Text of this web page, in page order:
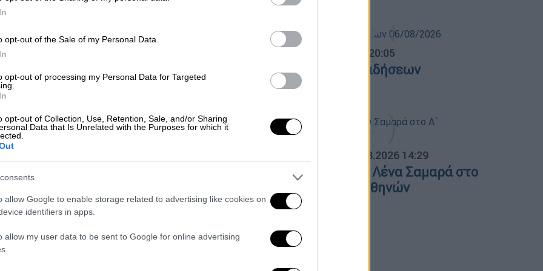
opt-out of the Sale of my Personal Data.
opt-out of processing my Personal Data for Targeted
opt-out of Collection, Use, Retention, Sale, and/or Sharing
Data that Is Unrelated with the Purposes for which it
allow Google to enable storage related to advertising like cookies on
identifiers in apps.
allow my user data to be sent to Google for online advertising
Ο Δήμας ζητά παραίτηση του
Την παραίτηση του διοικητή της
αναμένεται να ζητήσει ο υπουργός
Μεταφορών, Χρίστος Δήμας
Σέρρες: Σήμερα η νεκροψία-
06.08.2026 20:05
Κεντρικό δελτίο ειδήσεων
06/08/2026
07.08.2026 14:29
Μνημόσυνο για τη Λένα Σαμαρά στο
Α΄ Νεκροταφείο Αθηνών